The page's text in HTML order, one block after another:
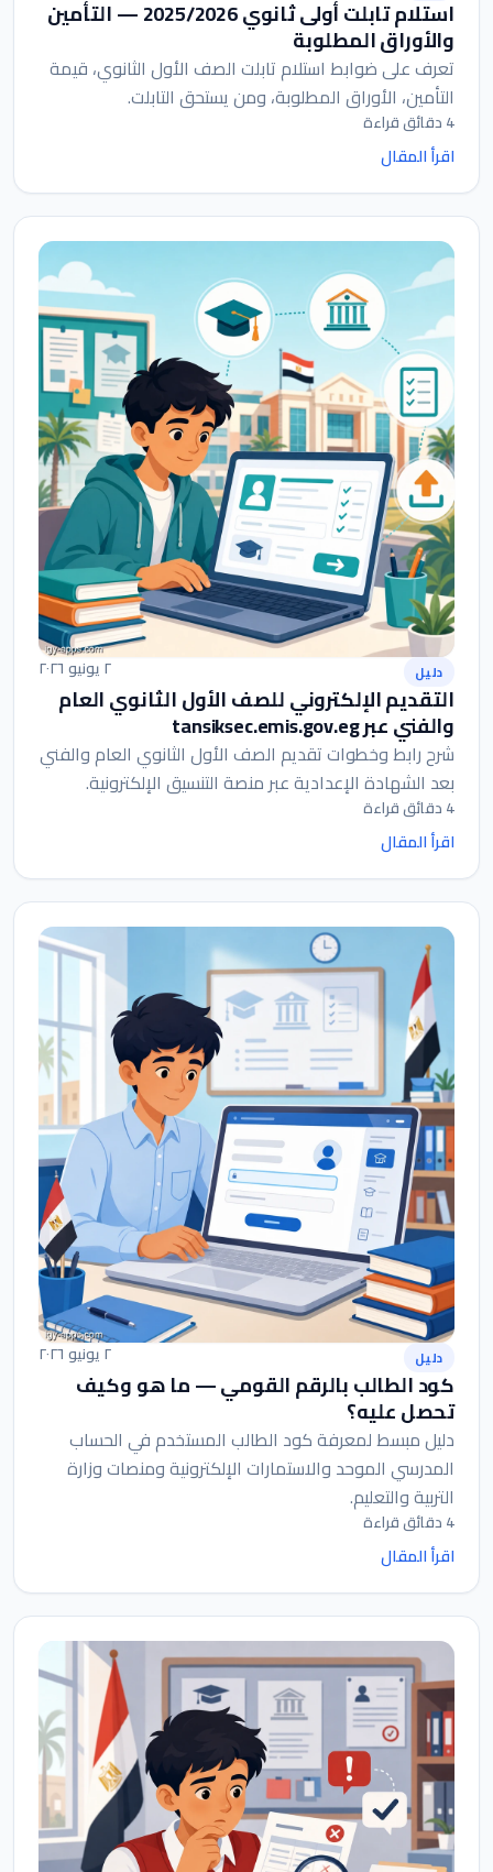
استلام تابلت أولى ثانوي 2025/2026 — التأمين
والأوراق المطلوبة
تعرف على ضوابط استلام تابلت الصف الأول الثانوي، قيمة
التأمين، الأوراق المطلوبة، ومن يستحق التابلت.
4 دقائق قراءة
اقرأ المقال
دليل ٢ يونيو ٢٠٢٦
التقديم الإلكتروني للصف الأول الثانوي العام
والفني عبر tansiksec.emis.gov.eg
شرح رابط وخطوات تقديم الصف الأول الثانوي العام والفني
بعد الشهادة الإعدادية عبر منصة التنسيق الإلكترونية.
4 دقائق قراءة
اقرأ المقال
دليل ٢ يونيو ٢٠٢٦
كود الطالب بالرقم القومي — ما هو وكيف
تحصل عليه؟
دليل مبسط لمعرفة كود الطالب المستخدم في الحساب
المدرسي الموحد والاستمارات الإلكترونية ومنصات وزارة
التربية والتعليم.
4 دقائق قراءة
اقرأ المقال